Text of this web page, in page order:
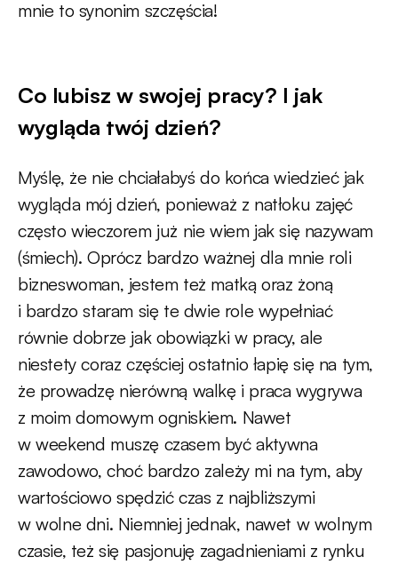
mnie to synonim szczęścia!
Co lubisz w swojej pracy? I jak
wygląda twój dzień?
Myślę, że nie chciałabyś do końca wiedzieć jak
wygląda mój dzień, ponieważ z natłoku zajęć
często wieczorem już nie wiem jak się nazywam
(śmiech). Oprócz bardzo ważnej dla mnie roli
bizneswoman, jestem też matką oraz żoną
i bardzo staram się te dwie role wypełniać
równie dobrze jak obowiązki w pracy, ale
niestety coraz częściej ostatnio łapię się na tym,
że prowadzę nierówną walkę i praca wygrywa
z moim domowym ogniskiem. Nawet
w weekend muszę czasem być aktywna
zawodowo, choć bardzo zależy mi na tym, aby
wartościowo spędzić czas z najbliższymi
w wolne dni. Niemniej jednak, nawet w wolnym
czasie, też się pasjonuję zagadnieniami z rynku